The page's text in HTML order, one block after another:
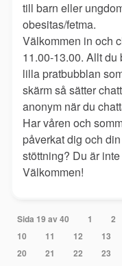
till barn eller
obesitas/fetma.
Välkommen in och
11.00-13.00. Allt du
lilla pratbubblan
skärm så sätter
anonym när du
Har våren och
påverkat dig och
stöttning? Du är
Välkommen!
Sida 19 av 40 1 2
10
11 12 13
20
21 22 23